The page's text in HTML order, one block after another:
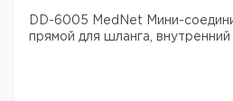
DD-6005 MedNet Мини-
прямой для шланга,